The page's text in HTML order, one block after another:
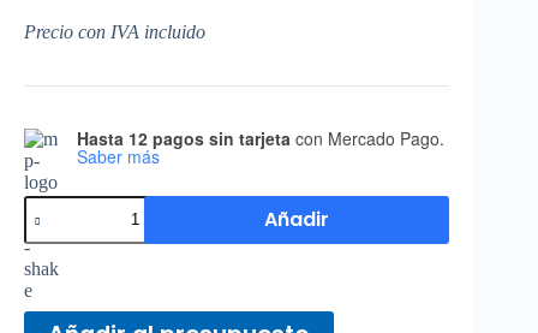
Precio con IVA incluido
Hasta 12 pagos sin tarjeta con Mercado Pago.
Saber más
Añadir